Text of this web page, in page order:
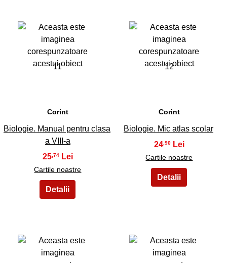
11
Corint
Biologie. Manual pentru clasa
a VIII-a
25,74
Cartile noastre
12
Corint
Biologie. Mic atlas scolar
24,90
Cartile noastre